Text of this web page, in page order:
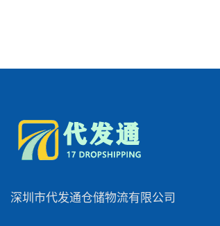
深圳市代发通仓储物流有限公司